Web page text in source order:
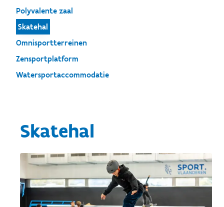
Polyvalente zaal
Skatehal
Omnisportterreinen
Zensportplatform
Watersportaccommodatie
Skatehal